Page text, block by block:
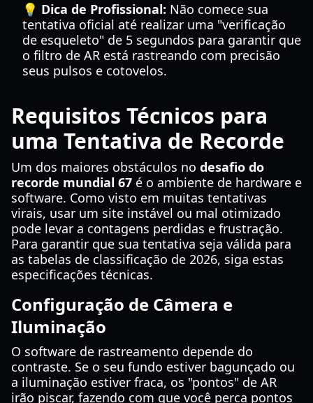
💡 Dica de Profissional: Não comece sua
tentativa oficial até realizar uma "verificação
de esqueleto" de 5 segundos para garantir que
o filtro de AR está rastreando com precisão
seus pulsos e cotovelos.
Requisitos Técnicos para
uma Tentativa de Recorde
Um dos maiores obstáculos no desafio do
recorde mundial 67 é o ambiente de hardware e
software. Como visto em muitas tentativas
virais, usar um site instável ou mal otimizado
pode levar a contagens perdidas e frustração.
Para garantir que sua tentativa seja válida para
as tabelas de classificação de 2026, siga estas
especificações técnicas.
Configuração de Câmera e
Iluminação
O software de rastreamento depende do
contraste. Se o seu fundo estiver bagunçado ou
a iluminação estiver fraca, os "pontos" de AR
irão piscar, fazendo com que você perca pontos